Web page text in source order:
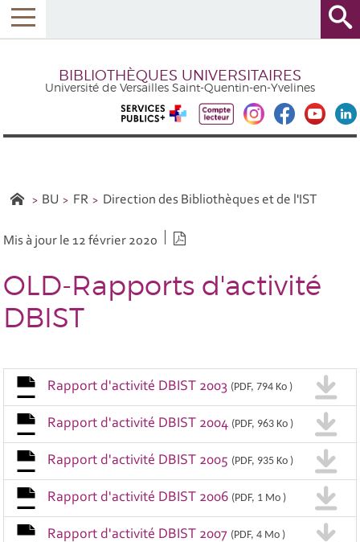
BIBLIOTHÈQUES UNIVERSITAIRES
Université de Versailles Saint-Quentin-en-Yvelines
BU FR Direction des Bibliothèques et de l'IST
Mis à jour le 12 février 2020
OLD-Rapports d'activité
DBIST
Rapport d'activité DBIST 2003 (PDF, 794 Ko )
Rapport d'activité DBIST 2004 (PDF, 963 Ko )
Rapport d'activité DBIST 2005 (PDF, 935 Ko )
Rapport d'activité DBIST 2006 (PDF, 1 Mo )
Rapport d'activité DBIST 2007 (PDF, 4 Mo )